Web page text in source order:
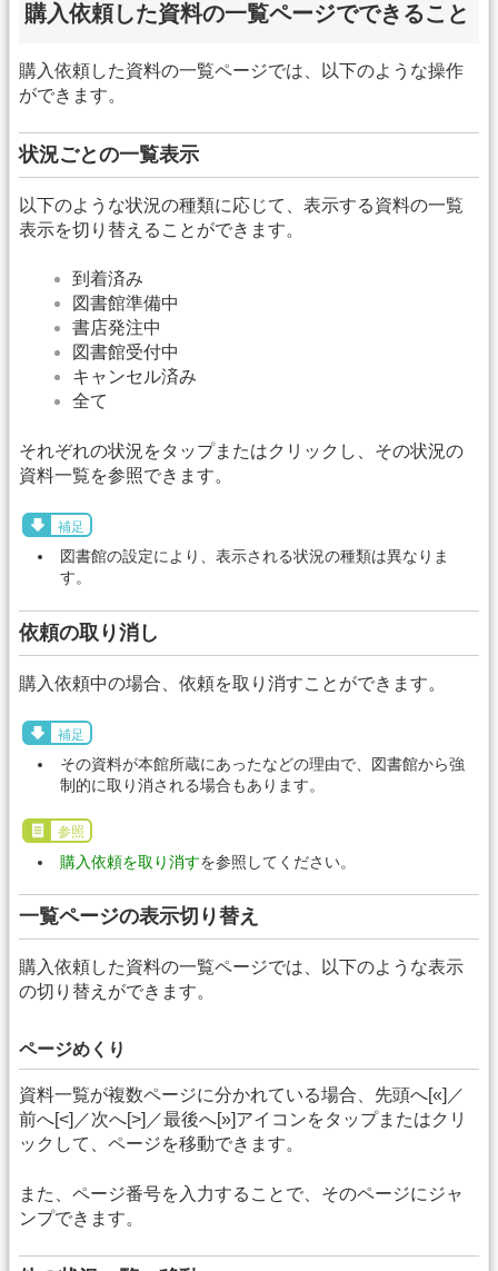
購入依頼した資料の一覧ページでできること
購入依頼した資料の一覧ページでは、以下のような操作
ができます。
状況ごとの一覧表示
以下のような状況の種類に応じて、表示する資料の一覧
表示を切り替えることができます。
到着済み
図書館準備中
書店発注中
図書館受付中
キャンセル済み
全て
それぞれの状況をタップまたはクリックし、その状況の
資料一覧を参照できます。
補足
図書館の設定により、表示される状況の種類は異なりま
す。
依頼の取り消し
購入依頼中の場合、依頼を取り消すことができます。
補足
その資料が本館所蔵にあったなどの理由で、図書館から強
制的に取り消される場合もあります。
参照
購入依頼を取り消すを参照してください。
一覧ページの表示切り替え
購入依頼した資料の一覧ページでは、以下のような表示
の切り替えができます。
ページめくり
資料一覧が複数ページに分かれている場合、先頭へ[«]／
前へ[<]／次へ[>]／最後へ[»]アイコンをタップまたはクリ
ックして、ページを移動できます。
また、ページ番号を入力することで、そのページにジャ
ンプできます。